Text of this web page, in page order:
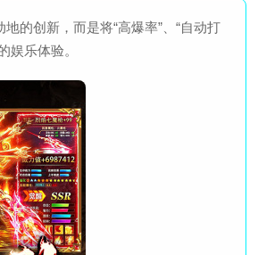
的创新，而是将“高爆率”、“自动打
娱乐体验。
第五人格网易官方版